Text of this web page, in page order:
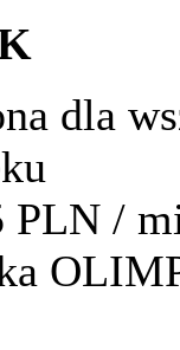
dla
/